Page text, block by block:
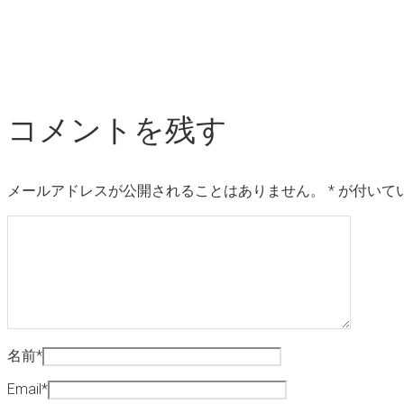
コメントを残す
メールアドレスが公開されることはありません。 * が付いて
名前*
Email*